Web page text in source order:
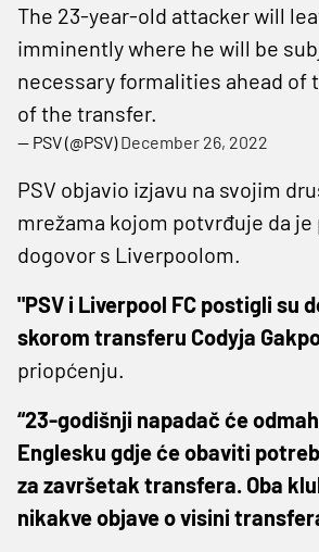
The 23-year-old attacker will
imminently where he will be
necessary formalities ahead of
of the transfer.
— PSV (@PSV)December 26, 2022
PSV objavio izjavu na svojim
mrežama kojom potvrđuje da
dogovor s Liverpoolom.
"PSV i Liverpool FC postigli su
skorom transferu Codyja
priopćenju.
“23-godišnji napadač će
Englesku gdje će obaviti
za završetak transfera. Oba
nikakve objave o visini